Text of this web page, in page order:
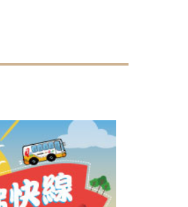
暨佛光山寺副住持慧開法師主講生死學